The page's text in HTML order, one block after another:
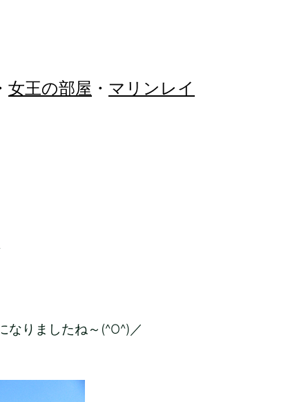
女王の部屋 ・ マリンレイ
りましたね～(^O^)／